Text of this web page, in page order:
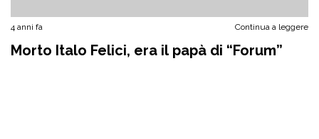
4 anni fa Continua a leggere
Morto Italo Felici, era il papà di “Forum”